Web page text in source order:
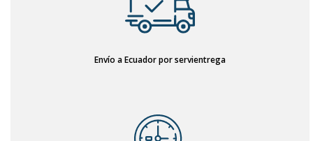
Envío a Ecuador por servientrega